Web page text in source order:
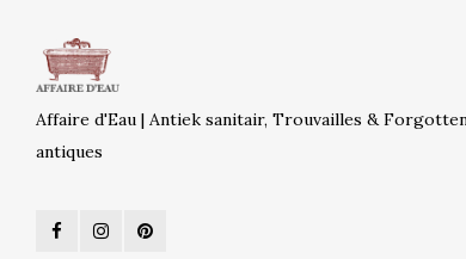
Affaire d'Eau | Antiek sanitair, Trouvailles &
antiques